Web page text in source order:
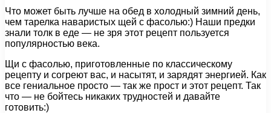
Что может быть лучше на обед в холодный зимний день,
чем тарелка наваристых щей с фасолью:) Наши предки
знали толк в еде — не зря этот рецепт пользуется
популярностью века.
Щи с фасолью, приготовленные по классическому
рецепту и согреют вас, и насытят, и зарядят энергией. Как
все гениальное просто — так же прост и этот рецепт. Так
что — не бойтесь никаких трудностей и давайте
готовить:)